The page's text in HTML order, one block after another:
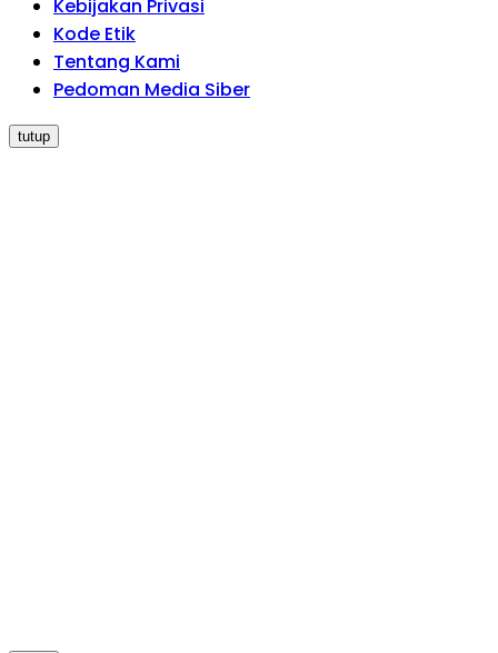
Kebijakan Privasi
Kode Etik
Tentang Kami
Pedoman Media Siber
tutup